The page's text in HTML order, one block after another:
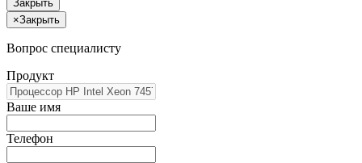
Закрыть
×Закрыть
Вопрос специалисту
Продукт
Ваше имя
Телефон